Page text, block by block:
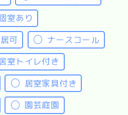
室あり
可
ナースコール
室トイレ付き
居室家具付き
園芸庭園